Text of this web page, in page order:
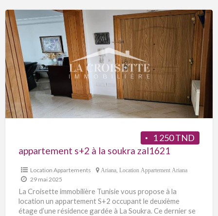
1 250 TND
appartement s+2 à la soukra zal1621
Location Appartements Ariana, Location Appartement Ariana
29 mai 2025
La Croisette immobilière Tunisie vous propose à la
location un appartement S+2 occupant le deuxième
étage d’une résidence gardée à La Soukra. Ce dernier se